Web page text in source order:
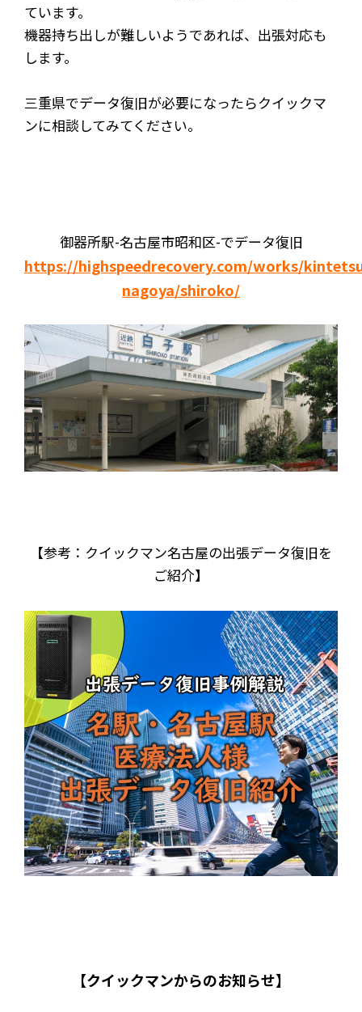
ています。
機器持ち出しが難しいようであれば、出張対応も
します。
三重県でデータ復旧が必要になったらクイックマ
ンに相談してみてください。
御器所駅-名古屋市昭和区-でデータ復旧
https://highspeedrecovery.com/works/
nagoya/shiroko/
【参考：クイックマン名古屋の出張データ復旧を
ご紹介】
【クイックマンからのお知らせ】